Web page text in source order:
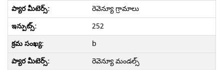
రెవెన్యూ గ్రామాలు
252
b
రెవెన్యూ మండల్స్